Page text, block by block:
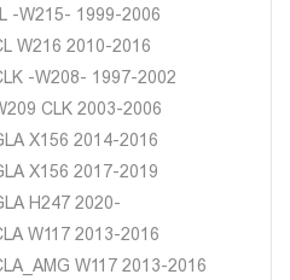
-W215- 1999-2006
W216 2010-2016
-W208- 1997-2002
CLK 2003-2006
X156 2014-2016
X156 2017-2019
H247 2020-
W117 2013-2016
W117 2013-2016